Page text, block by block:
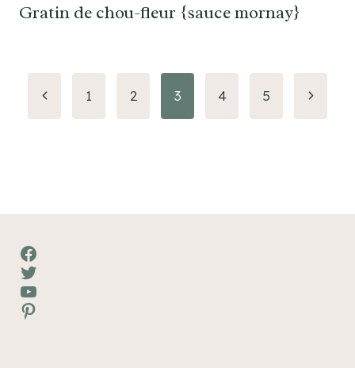
Gratin de chou-fleur {sauce mornay}
Navigation
Page
1 2 3 4 5
Page
Facebook
Twitter
YouTube
Pinterest